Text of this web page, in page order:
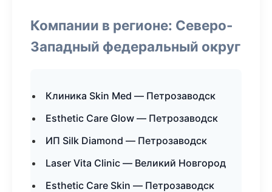
Компании в регионе: Северо-
Западный федеральный округ
Клиника Skin Med — Петрозаводск
Esthetic Care Glow — Петрозаводск
ИП Silk Diamond — Петрозаводск
Laser Vita Clinic — Великий Новгород
Esthetic Care Skin — Петрозаводск